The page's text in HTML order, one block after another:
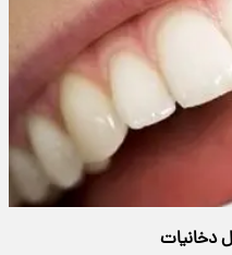
دخانیات